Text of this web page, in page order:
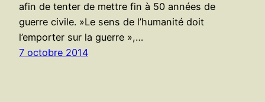
afin de tenter de mettre fin à 50 années de
guerre civile. »Le sens de l’humanité doit
l’emporter sur la guerre »,…
7 octobre 2014